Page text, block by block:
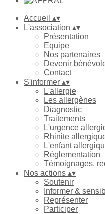
Accueil ▴▾
L'association ▴▾
Présentation
Equipe
Nos partenaires
Devenir
Contact
S'informer ▴▾
L'allergie
Les allergènes
Diagnostic
Traitements
L'urgence
Rhinite
L'enfant
Réglementation
Témoignages,
Nos actions ▴▾
Soutenir
Informer &
Représenter
Participer